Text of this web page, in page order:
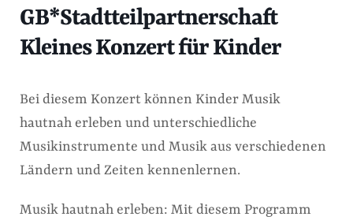
GB*Stadtteilpartnerschaft
Kleines Konzert für Kinder
Bei diesem Konzert können Kinder Musik
hautnah erleben und unterschiedliche
Musikinstrumente und Musik aus verschiedenen
Ländern und Zeiten kennenlernen.
Musik hautnah erleben: Mit diesem Programm